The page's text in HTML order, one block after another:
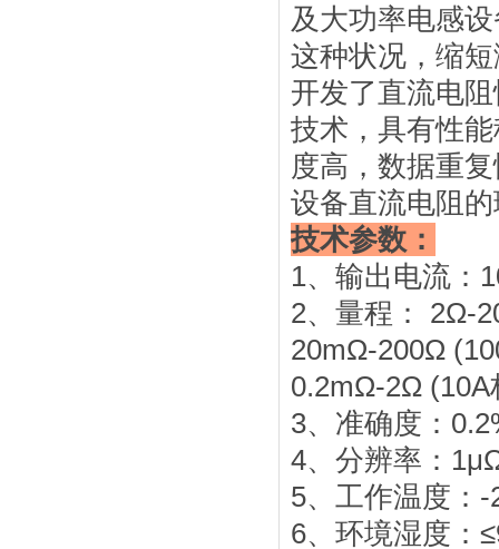
及大功率电感
这种状况，缩
开发了直流电
技术，具有性
度高，数据重
设备直流电阻
技术参数：
1、输出电流：
2、量程： 2Ω-
20mΩ-200Ω
0.2mΩ-2Ω (10A
3、准确度：
4、分辨率：
5、工作温度：
6、环境湿度：